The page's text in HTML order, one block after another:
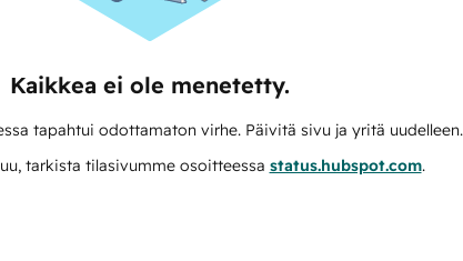
Kaikkea ei ole menetetty.
tapahtui odottamaton virhe. Päivitä sivu ja yritä uudelleen.
tarkista tilasivumme osoitteessa status.hubspot.com.